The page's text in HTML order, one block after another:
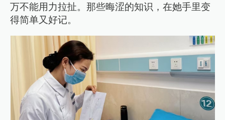
万不能用力拉扯。那些晦涩的知识，在她手里变
得简单又好记。